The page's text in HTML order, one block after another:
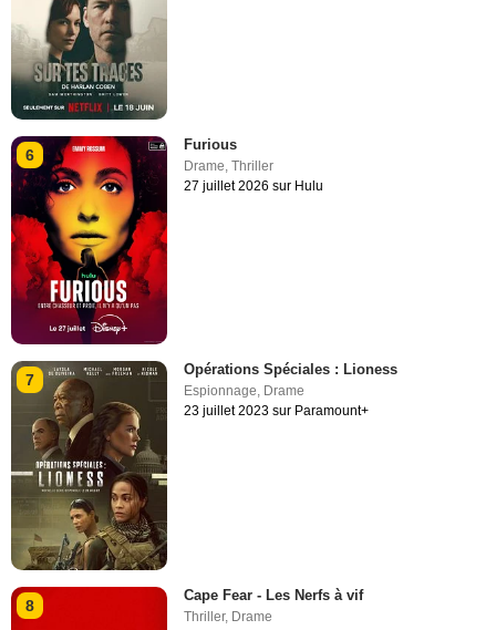
6
Furious
Drame,Thriller
27 juillet 2026 sur Hulu
7
Opérations Spéciales : Lioness
Espionnage, Drame
23 juillet 2023 sur Paramount+
8
Cape Fear - Les Nerfs à vif
Thriller, Drame